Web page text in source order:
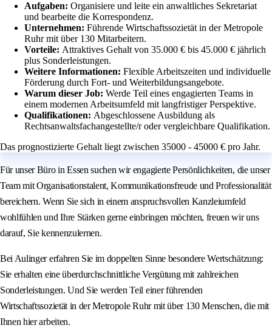
Aufgaben: Organisiere und leite ein anwaltliches Sekretariat
und bearbeite die Korrespondenz.
Unternehmen: Führende Wirtschaftssozietät in der Metropole
Ruhr mit über 130 Mitarbeitern.
Vorteile: Attraktives Gehalt von 35.000 € bis 45.000 € jährlich
plus Sonderleistungen.
Weitere Informationen: Flexible Arbeitszeiten und individuelle
Förderung durch Fort- und Weiterbildungsangebote.
Warum dieser Job: Werde Teil eines engagierten Teams in
einem modernen Arbeitsumfeld mit langfristiger Perspektive.
Qualifikationen: Abgeschlossene Ausbildung als
Rechtsanwaltsfachangestellte/r oder vergleichbare Qualifikation.
Das prognostizierte Gehalt liegt zwischen 35000 - 45000 € pro Jahr.
Für unser Büro in Essen suchen wir engagierte Persönlichkeiten, die unser
Team mit Organisationstalent, Kommunikationsfreude und Professionalität
bereichern. Wenn Sie sich in einem anspruchsvollen Kanzleiumfeld
wohlfühlen und Ihre Stärken gerne einbringen möchten, freuen wir uns
darauf, Sie kennenzulernen.
Bei Aulinger erfahren Sie im doppelten Sinne besondere Wertschätzung:
Sie erhalten eine überdurchschnittliche Vergütung mit zahlreichen
Sonderleistungen. Und Sie werden Teil einer führenden
Wirtschaftssozietät in der Metropole Ruhr mit über 130 Menschen, die mit
Ihnen hier arbeiten.